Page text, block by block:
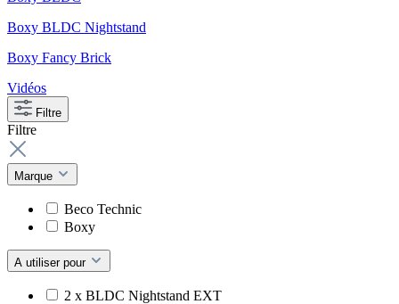
Boxy BLDC Nightstand
Boxy Fancy Brick
Vidéos
Filtre
Filtre
Marque
Beco Technic
Boxy
A utiliser pour
2 x BLDC Nightstand EXT